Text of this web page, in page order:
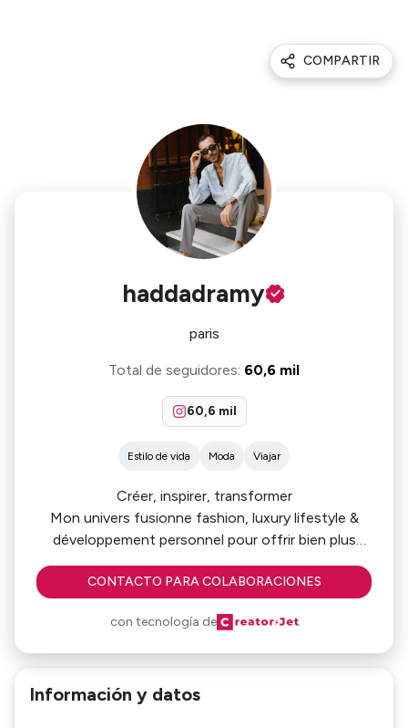
COMPARTIR
haddadramy
paris
Total de seguidores: 60,6 mil
60,6 mil
Estilo de vida Moda Viajar
Créer, inspirer, transformer
Mon univers fusionne fashion, luxury lifestyle &
développement personnel pour offrir bien plus
qu'une simple esthétique: une expérience
CONTACTO PARA COLABORACIONES
con tecnología de
Información y datos